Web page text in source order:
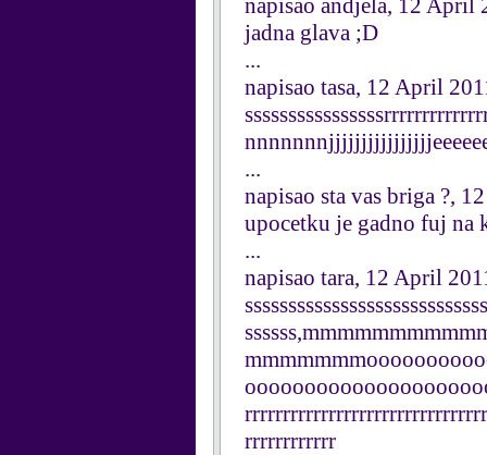
napisao andjela, 12 April
jadna glava ;D
...
napisao tasa, 12 April
...
napisao sta vas briga ?,
upocetku je gadno fuj na
...
napisao tara, 12 April
rrrrrrrrrrrr